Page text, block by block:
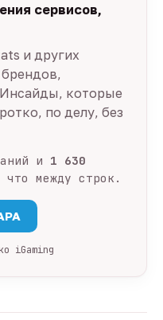
сервисов,
и других
Инсайды, которые
по делу, без
и 1 630
между строк.
iGaming